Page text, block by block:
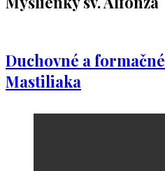
Duchovné a
Mastiliaka